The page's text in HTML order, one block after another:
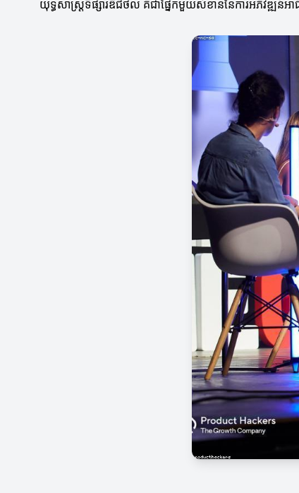
យុទ្ធសាស្រ្តទីផ្សារឌីជីថល គឺជាផ្នែកមួយសំខាន់នៃការអភិវឌ្ឍន៍